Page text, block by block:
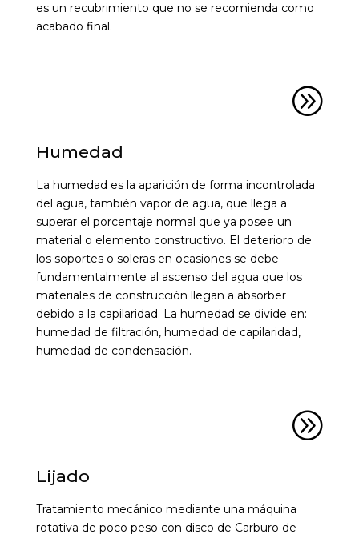
es un recubrimiento que no se recomienda como
acabado final.
A
Humedad
La humedad es la aparición de forma incontrolada
del agua, también vapor de agua, que llega a
superar el porcentaje normal que ya posee un
material o elemento constructivo. El deterioro de
los soportes o soleras en ocasiones se debe
fundamentalmente al ascenso del agua que los
materiales de construcción llegan a absorber
debido a la capilaridad. La humedad se divide en:
humedad de filtración, humedad de capilaridad,
humedad de condensación.
A
Lijado
Tratamiento mecánico mediante una máquina
rotativa de poco peso con disco de Carburo de